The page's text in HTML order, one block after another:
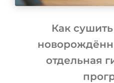
Как
отдельная